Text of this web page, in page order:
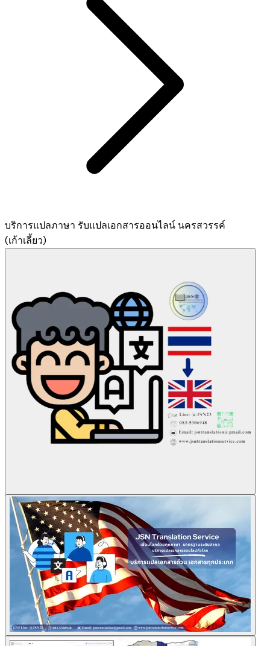
บริการแปลภาษา รับแปลเอกสารออนไลน์ นครสวรรค์
(เก้าเลี้ยว)